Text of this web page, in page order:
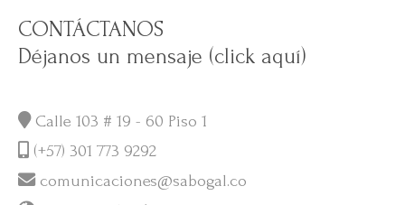
CONTÁCTANOS
Déjanos un mensaje (click aquí)
Calle 103 # 19 - 60 Piso 1
(+57) 301 773 9292
comunicaciones@sabogal.co